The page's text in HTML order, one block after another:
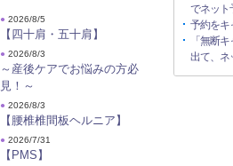
● 2026/8/5
【四十肩・五十肩】
● 2026/8/3
～産後ケアでお悩みの方必
見！～
● 2026/8/3
【腰椎椎間板ヘルニア】
● 2026/7/31
【PMS】
でネット
予約をキ
「無断
出て、ネ